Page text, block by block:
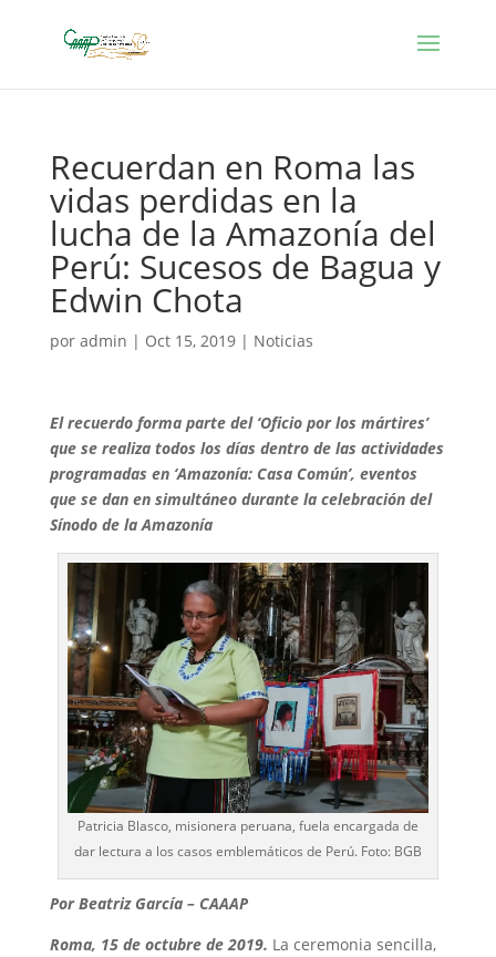
Recuerdan en Roma las
vidas perdidas en la
lucha de la Amazonía del
Perú: Sucesos de Bagua y
Edwin Chota
por admin | Oct 15, 2019| Noticias
El recuerdo forma parte del ‘Oficio por los mártires’
que se realiza todos los días dentro de las actividades
programadas en ‘Amazonía: Casa Común’, eventos
que se dan en simultáneo durante la celebración del
Sínodo de la Amazonía
Patricia Blasco, misionera peruana, fuela encargada de
dar lectura a los casos emblemáticos de Perú. Foto: BGB
Por Beatriz García – CAAAP
Roma, 15 de octubre de 2019. La ceremonia sencilla,